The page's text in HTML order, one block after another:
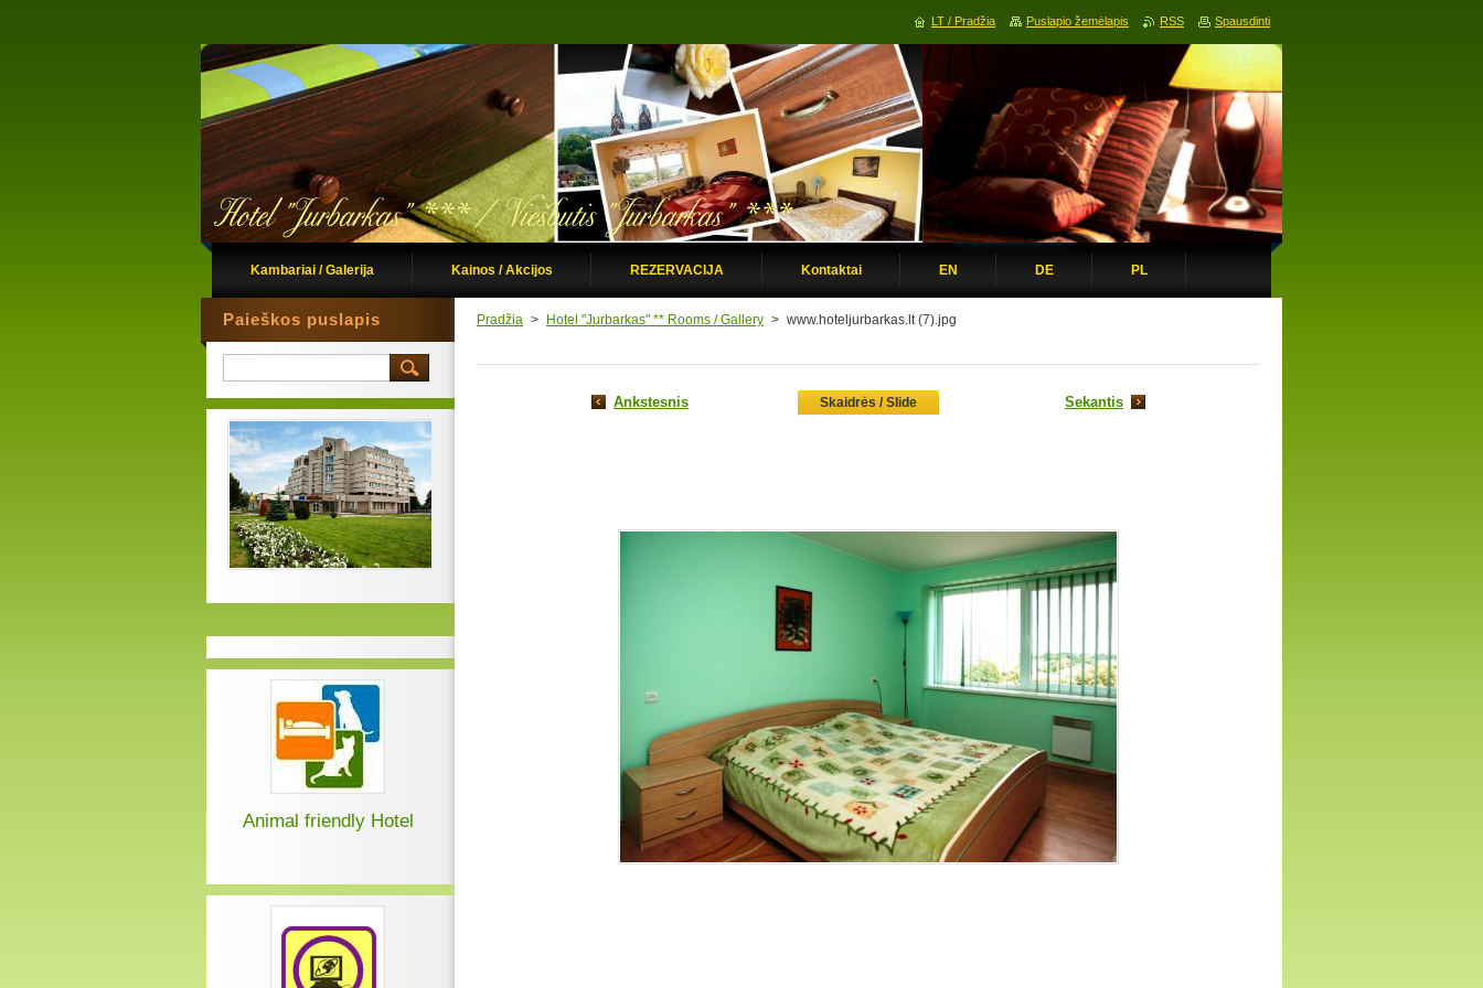
Kambariai / Galerija Kainos / Akcijos REZERVACIJA Kontaktai EN DE PL
Pradžia > Hotel "Jurbarkas" ** Rooms / Gallery > www.hoteljurbarkas.lt (7).jpg
Ankstesnis Skaidrės / Slide Sekantis
Paieškos puslapis
Animal friendly Hotel
LT / Pradžia Puslapio žemėlapis RSS Spausdinti